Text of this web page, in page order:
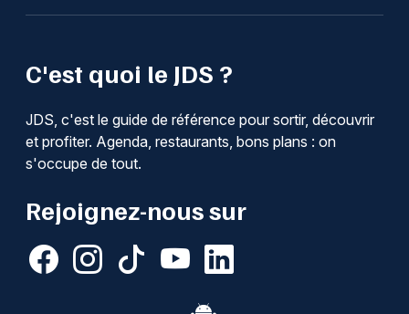
C'est quoi le JDS ?
JDS, c'est le guide de référence pour sortir, découvrir
et profiter. Agenda, restaurants, bons plans : on
s'occupe de tout.
Rejoignez-nous sur